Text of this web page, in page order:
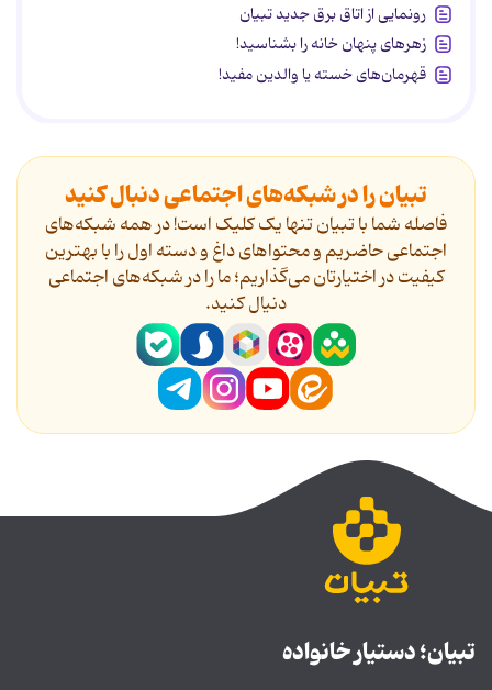
رونمایی از اتاق برق جدید تبیان
زهرهای پنهان خانه را بشناسید!
قهرمان‌های خسته یا والدین مفید!
تبیان را در شبکه‌های اجتماعی دنبال کنید
فاصله شما با تبیان تنها یک کلیک است! در همه شبکه‌های
اجتماعی حاضریم و محتواهای داغ و دسته اول را با بهترین
کیفیت در اختیارتان می‌گذاریم؛ ما را در شبکه‌های اجتماعی
دنیال کنید.
تبیان؛ دستیار خانواده